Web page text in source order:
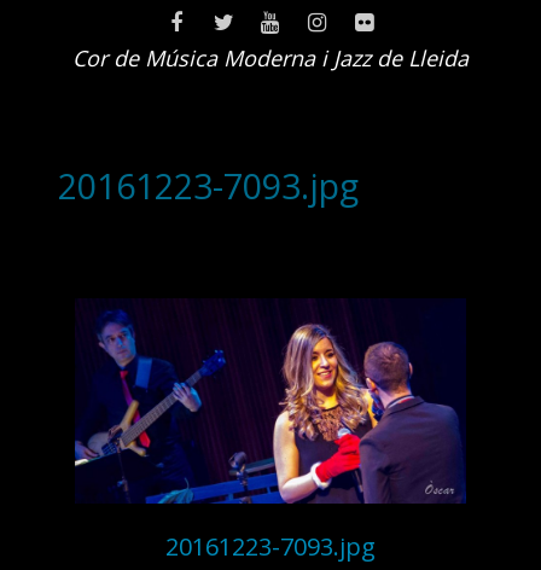
Cor de Música Moderna i Jazz de Lleida
20161223-7093.jpg
20161223-7093.jpg